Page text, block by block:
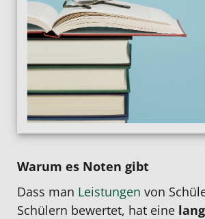
Warum es Noten gibt
Dass man Leistungen von
Schülern bewertet, hat eine